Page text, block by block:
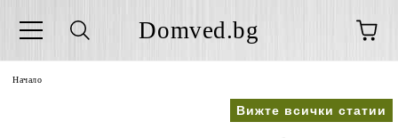
Domved.bg
Начало
Вижте всички статии